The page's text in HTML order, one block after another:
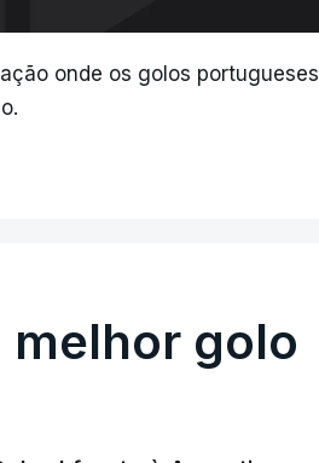
onde os golos portugueses
melhor golo